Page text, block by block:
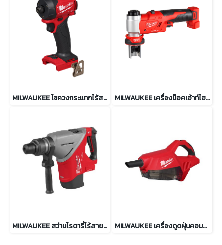
MILWAUKEE ไขควงกระแทกไร้สาย ไฮดรอลิค 18V รุ่น M18 FQID2-0 MILWAUKEE เครื่องน็อคเอ้าท์ไฮดรอลิค 6 ตัน รุ่น M18 HKP-0C
MILWAUKEE สว่านโรตารี่ไร้สาย 45 มม. SDS MAX รุ่น M18 FHACO745-0 MILWAUKEE เครื่องดูดฝุ่นคอมแพ็ค 750 มล. รุ่น M18 BLCV2-0